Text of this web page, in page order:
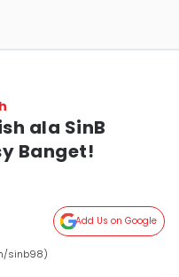
ala SinB
Banget!
Add Us on Google
sinb98)